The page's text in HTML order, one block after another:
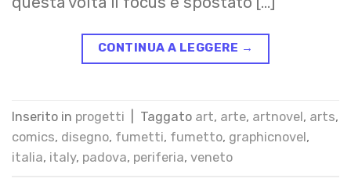
CONTINUA A LEGGERE →
Inserito in progetti Taggato art, arte, artnovel , arts,
comics, disegno, fumetti, fumetto, graphicnovel ,
italia, italy, padova, periferia, veneto